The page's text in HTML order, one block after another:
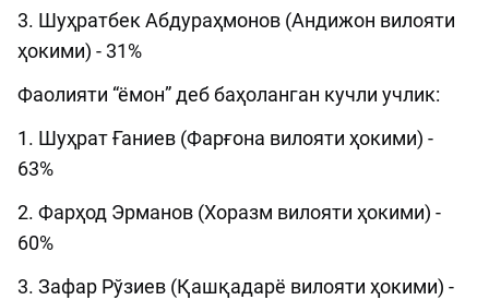
3. Шуҳратбек Абдураҳмонов (Андижон вилояти
ҳокими) - 31%
Фаолияти “ёмон” деб баҳоланган кучли учлик:
1. Шуҳрат Ғаниев (Фарғона вилояти ҳокими) -
63%
2. Фарҳод Эрманов (Хоразм вилояти ҳокими) -
60%
3. Зафар Рўзиев (Қашқадарё вилояти ҳокими) -